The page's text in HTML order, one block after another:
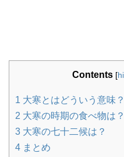
Contents [
1 大寒とはどういう意味
2 大寒の時期の食べ物は？
3 大寒の七十二候は？
4 まとめ